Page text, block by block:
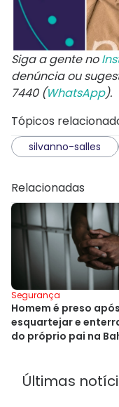
Siga a gente no
denúncia ou
7440 (WhatsApp).
Tópicos
silvanno-salles
Relacionadas
Segurança
Homem é preso após
esquartejar e
do próprio pai na
Últimas